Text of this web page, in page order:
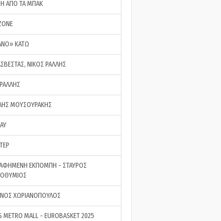
ΑΠΟ ΤΑ ΜΠΑΚ
ΚΑΤΩ
ΝΙΚΟΣ ΡΑΛΛΗΣ
ΜΟΥΣΟΥΡΑΚΗΣ
ΕΚΠΟΜΠΗ - ΣΤΑΥΡΟΣ
ΧΩΡΙΑΝΟΠΟΥΛΟΣ
METRO MALL - EUROBASKET 2025